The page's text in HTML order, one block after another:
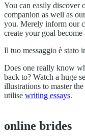
You can easily discover
companion as well as
you. Merely inform our
create your goal become
Il tuo messaggio è stato
Does one really know
back to? Watch a huge
illustrations to master
utilise writing essays.
online brides